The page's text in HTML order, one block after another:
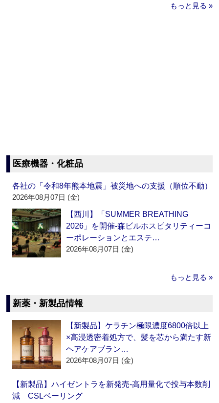
もっと見る »
医療機器・化粧品
各社の「令和8年熊本地震」被災地への支援（順位不動）
2026年08月07日 (金)
【西川】「SUMMER BREATHING
2026」を開催‐森ビルホスピタリティーコ
ーポレーションとエステ…
2026年08月07日 (金)
もっと見る »
新薬・新製品情報
【新製品】ケラチン極限濃度6800倍以上
×高浸透密着処方で、髪を芯から満たす新
ヘアケアブラン…
2026年08月07日 (金)
【新製品】ハイゼントラを新発売‐高用量化で投与本数削
減 CSLベーリング